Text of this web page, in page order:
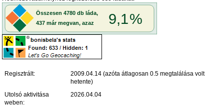
Regisztrált:
2009.04.14 (azóta átlagosan 0.5 megtalálása volt
hetente)
Utolsó aktivitása
weben:
2026.04.04